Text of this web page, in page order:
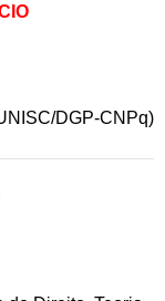
DGP-CNPq)